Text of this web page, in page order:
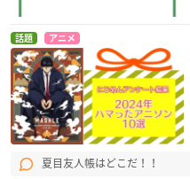
話題 アニメ
夏目友人帳はどこだ！！